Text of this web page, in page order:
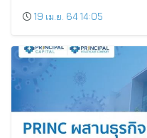
19 เม.ย. 64 14:05